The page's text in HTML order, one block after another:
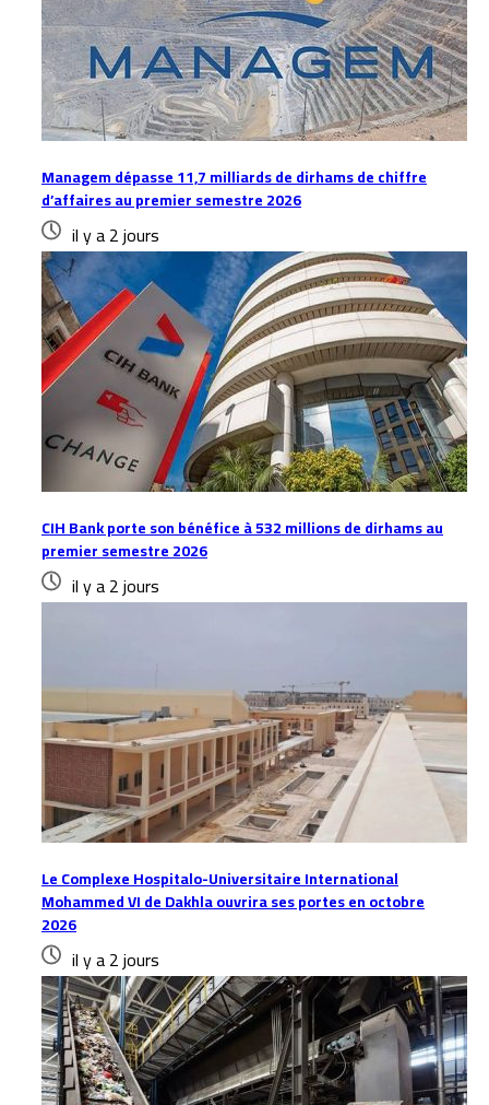
Managem dépasse 11,7 milliards de dirhams de chiffre
d’affaires au premier semestre 2026
il y a 2 jours
CIH Bank porte son bénéfice à 532 millions de dirhams au
premier semestre 2026
il y a 2 jours
Le Complexe Hospitalo-Universitaire International
Mohammed VI de Dakhla ouvrira ses portes en octobre
2026
il y a 2 jours